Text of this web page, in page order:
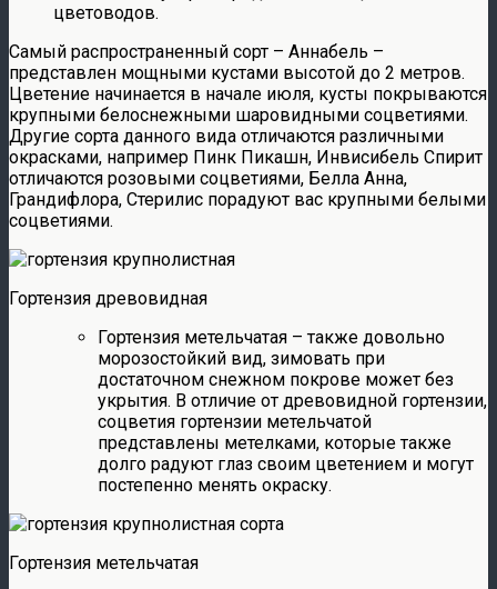
цветоводов.
Самый распространенный сорт – Аннабель –
представлен мощными кустами высотой до 2 метров.
Цветение начинается в начале июля, кусты покрываются
крупными белоснежными шаровидными соцветиями.
Другие сорта данного вида отличаются различными
окрасками, например Пинк Пикашн, Инвисибель Спирит
отличаются розовыми соцветиями, Белла Анна,
Грандифлора, Стерилис порадуют вас крупными белыми
соцветиями.
Гортензия древовидная
Гортензия метельчатая – также довольно
морозостойкий вид, зимовать при
достаточном снежном покрове может без
укрытия. В отличие от древовидной гортензии,
соцветия гортензии метельчатой
представлены метелками, которые также
долго радуют глаз своим цветением и могут
постепенно менять окраску.
Гортензия метельчатая